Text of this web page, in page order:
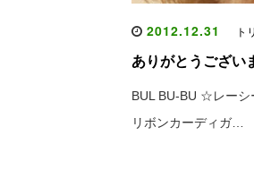
2012.12.31 ト
ありがとうござい
BUL BU-BU ☆レー
リボンカーディガ…